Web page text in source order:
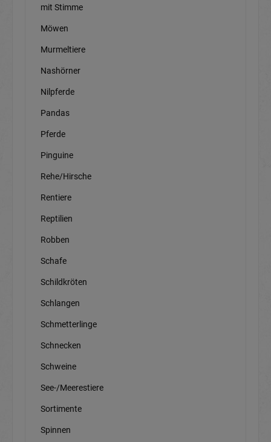
mit Stimme
Möwen
Murmeltiere
Nashörner
Nilpferde
Pandas
Pferde
Pinguine
Rehe/Hirsche
Rentiere
Reptilien
Robben
Schafe
Schildkröten
Schlangen
Schmetterlinge
Schnecken
Schweine
See-/Meerestiere
Sortimente
Spinnen